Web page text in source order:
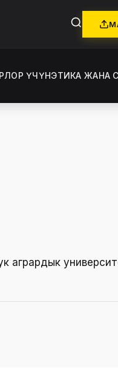
ҮЧҮНЭТИКА ЖАНА
агрардык